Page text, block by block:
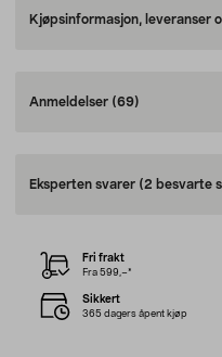
Kjøpsinformasjon, leveranser
Anmeldelser (69)
Eksperten svarer (2 besvarte
Fri frakt
Fra 599,–*
Sikkert
365 dagers åpent kjøp